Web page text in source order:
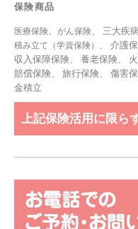
保険商品
医療保険 がん保険 、 三大疾
積み立て（学資保険）
、 介護
収入保障保険、 養老保険、
賠償保険、 旅行保険、 傷害
金積立
上記保険活用に限ら